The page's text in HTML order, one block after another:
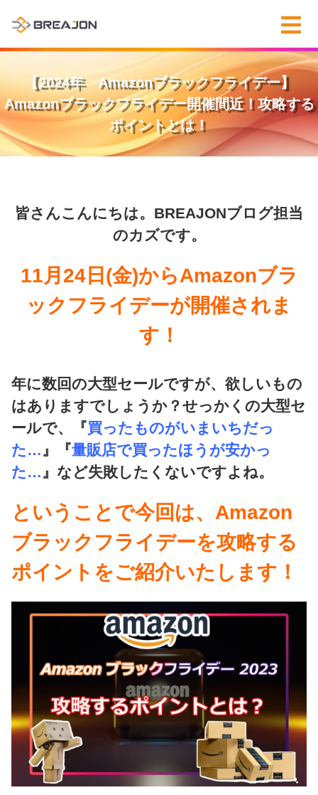
【2024年 Amazonブラックフライデー】
Amazonブラックフライデー開催間近！攻略する
ポイントとは！
皆さんこんにちは。BREAJONブログ担当
のカズです。
11月24日(金)からAmazonブラ
ックフライデーが開催されま
す！
年に数回の大型セールですが、欲しいもの
はありますでしょうか？せっかくの大型セ
ールで、『買ったものがいまいちだっ
た…』『量販店で買ったほうが安かっ
た…』など失敗したくないですよね。
ということで今回は、Amazon
ブラックフライデーを攻略する
ポイントをご紹介いたします！